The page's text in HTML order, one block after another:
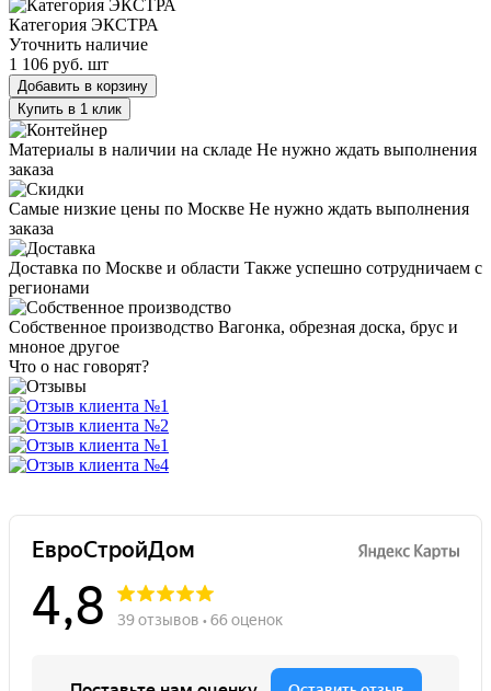
Категория ЭКСТРА
Уточнить наличие
1 106 руб. шт
Добавить в корзину
Купить в 1 клик
Материалы в наличии на складе Не нужно ждать выполнения
заказа
Самые низкие цены по Москве Не нужно ждать выполнения
заказа
Доставка по Москве и области Также успешно сотрудничаем с
регионами
Собственное производство Вагонка, обрезная доска, брус и
мноное другое
Что о нас говорят?